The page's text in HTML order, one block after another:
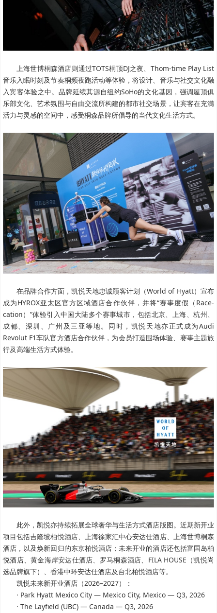
上海世博桐森酒店则通过TOTS桐顶DJ之夜、Thom-time Play List
音乐入眠时刻及节奏桐频夜跑活动等体验，将设计、音乐与社交文化融
入宾客体验之中。品牌延续其源自纽约SoHo的文化基因，强调屋顶俱
乐部文化、艺术氛围与自由交流所构建的都市社交场景，让宾客在充满
活力与灵感的空间中，感受桐森品牌所倡导的当代文化生活方式。
在品牌合作方面，凯悦天地忠诚顾客计划（World of Hyatt）宣布
成为HYROX亚太区官方区域酒店合作伙伴，并将“赛事度假（Race-
cation）”体验引入中国大陆多个赛事城市，包括北京、上海、杭州、
成都、深圳、广州及三亚等地。同时，凯悦天地亦正式成为Audi
Revolut F1车队官方酒店合作伙伴，为会员打造围场体验、赛事主题旅
行及高端生活方式体验。
此外，凯悦亦持续拓展全球奢华与生活方式酒店版图。近期新开业
项目包括吉隆坡柏悦酒店、上海徐家汇中心安达仕酒店、上海世博桐森
酒店，以及焕新回归的东京柏悦酒店；未来开业的酒店还包括富国岛柏
悦酒店、黄金海岸安达仕酒店、罗马桐森酒店、FILA HOUSE（凯悦尚
选品牌旗下）、香港中环安达仕酒店及台北柏悦酒店等。
凯悦未来新开业酒店（2026–2027）：
· Park Hyatt Mexico City — Mexico City, Mexico — Q3, 2026
· The Layfield (UBC) — Canada — Q3, 2026